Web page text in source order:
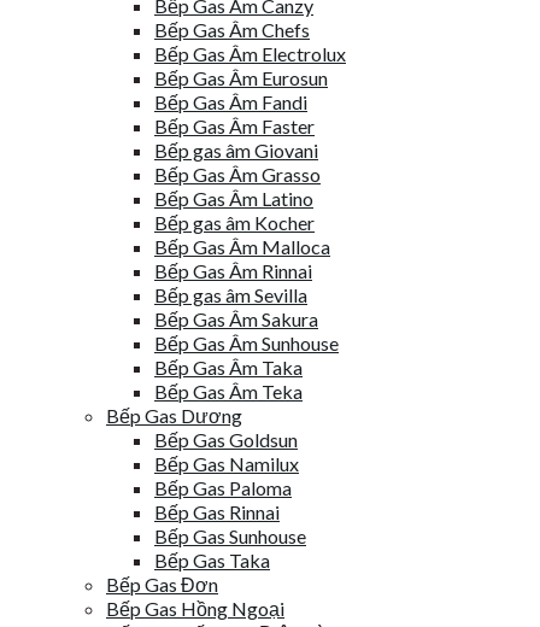
Bếp Gas Âm Canzy
Bếp Gas Âm Chefs
Bếp Gas Âm Electrolux
Bếp Gas Âm Eurosun
Bếp Gas Âm Fandi
Bếp Gas Âm Faster
Bếp gas âm Giovani
Bếp Gas Âm Grasso
Bếp Gas Âm Latino
Bếp gas âm Kocher
Bếp Gas Âm Malloca
Bếp Gas Âm Rinnai
Bếp gas âm Sevilla
Bếp Gas Âm Sakura
Bếp Gas Âm Sunhouse
Bếp Gas Âm Taka
Bếp Gas Âm Teka
Bếp Gas Dương
Bếp Gas Goldsun
Bếp Gas Namilux
Bếp Gas Paloma
Bếp Gas Rinnai
Bếp Gas Sunhouse
Bếp Gas Taka
Bếp Gas Đơn
Bếp Gas Hồng Ngoại